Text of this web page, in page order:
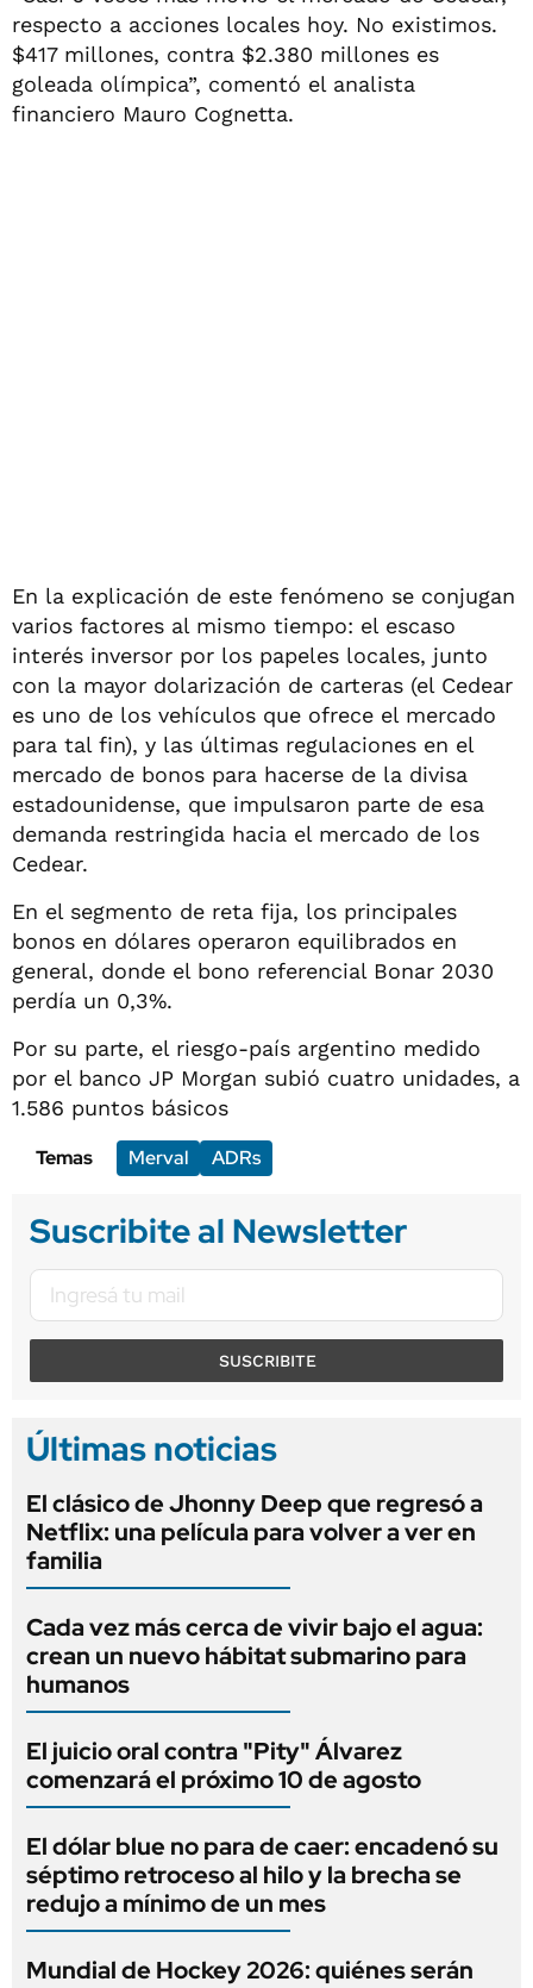
respecto a acciones locales hoy. No existimos.
$417 millones, contra $2.380 millones es
goleada olímpica”, comentó el analista
financiero Mauro Cognetta.
En la explicación de este fenómeno se conjugan
varios factores al mismo tiempo: el escaso
interés inversor por los papeles locales, junto
con la mayor dolarización de carteras (el Cedear
es uno de los vehículos que ofrece el mercado
para tal fin), y las últimas regulaciones en el
mercado de bonos para hacerse de la divisa
estadounidense, que impulsaron parte de esa
demanda restringida hacia el mercado de los
Cedear.
En el segmento de reta fija, los principales
bonos en dólares operaron equilibrados en
general, donde el bono referencial Bonar 2030
perdía un 0,3%.
Por su parte, el riesgo-país argentino medido
por el banco JP Morgan subió cuatro unidades, a
1.586 puntos básicos
Temas
Merval ADRs
Suscribite al Newsletter
SUSCRIBITE
Últimas noticias
El clásico de Jhonny Deep que regresó a
Netflix: una película para volver a ver en
familia
Cada vez más cerca de vivir bajo el agua:
crean un nuevo hábitat submarino para
humanos
El juicio oral contra "Pity" Álvarez
comenzará el próximo 10 de agosto
El dólar blue no para de caer: encadenó su
séptimo retroceso al hilo y la brecha se
redujo a mínimo de un mes
Mundial de Hockey 2026: quiénes serán